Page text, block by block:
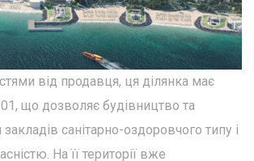
від продавця, ця ділянка має
що дозволяє будівництво та
санітарно-оздоровчого типу і
На її території вже